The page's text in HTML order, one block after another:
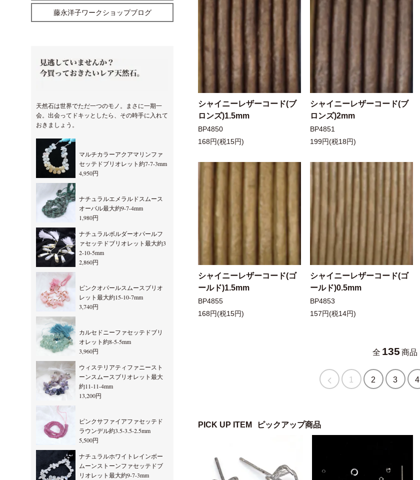
シャイニーレザーコード(ブ
ロンズ)1.5mm
BP4850
168円(税15円)
シャイニーレザーコード(ブ
ロンズ)2mm
BP4851
199円(税18円)
シャイニーレザーコード(ゴ
ールド)1.5mm
BP4855
168円(税15円)
シャイニーレザーコード(ゴ
ールド)0.5mm
BP4853
157円(税14円)
全 135 商品
1 2 3 4
PICK UP ITEM ピックアップ商品
藤永洋子ワークショップブログ
天然石は世界でただ一つのモノ。まさに一期一
会。出会ってドキッとしたら、その時手に入れて
おきましょう。
マルチカラーアクアマリンファ
セッテドブリオレット約7-7-3mm
4,950円
ナチュラルエメラルドスムース
オーバル最大約9-7-4mm
1,980円
ナチュラルボルダーオパールフ
ァセッテドブリオレット最大約3
2-10-5mm
2,860円
ピンクオパールスムースブリオ
レット最大約15-10-7mm
3,740円
カルセドニーファセッテドブリ
オレット約8-5-5mm
3,960円
ウィステリアティファニースト
ーンスムースブリオレット最大
約11-11-4mm
13,200円
ピンクサファイアファセッテド
ラウンデル約3.5-3.5-2.5mm
5,500円
ナチュラルホワイトレインボー
ムーンストーンファセッテドブ
リオレット最大約9-7-3mm